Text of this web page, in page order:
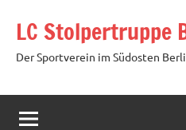
Inhalt
springen
LC Stolpertruppe
Der Sportverein im Südosten